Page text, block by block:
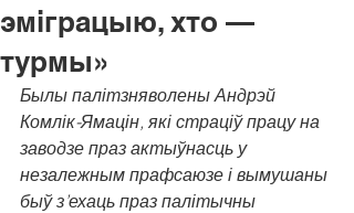
эміграцыю, хто —
турмы»
Былы палітзняволены Андрэй
Комлік-Ямацін, які страціў працу на
заводзе праз актыўнасць у
незалежным прафсаюзе і вымушаны
быў з’ехаць праз палітычны